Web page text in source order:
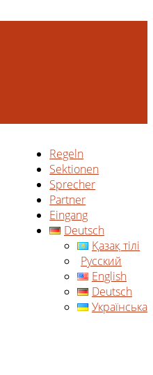
Regeln
Sektionen
Sprecher
Partner
Eingang
Deutsch
Қазақ тілі
Русский
English
Deutsch
Українська